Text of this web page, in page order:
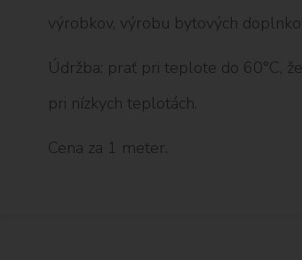
výrobkov, výrobu bytových
Údržba: prať pri teplote do 60°C,
pri nízkych teplotách.
Cena za 1 meter.